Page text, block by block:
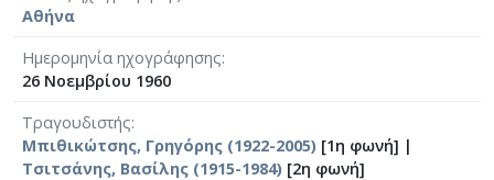
Αθήνα
Ημερομηνία ηχογράφησης
26 Νοεμβρίου 1960
Τραγουδιστής
Μπιθικώτσης, Γρηγόρης (1922-2005) [1η φωνή] |
Τσιτσάνης, Βασίλης (1915-1984) [2η φωνή]